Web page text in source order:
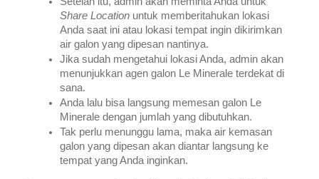
Share Location untuk memberitahukan lokasi
Anda saat ini atau lokasi tempat ingin dikirimkan
air galon yang dipesan nantinya.
Jika sudah mengetahui lokasi Anda, admin akan
menunjukkan agen galon Le Minerale terdekat di
sana.
Anda lalu bisa langsung memesan galon Le
Minerale dengan jumlah yang dibutuhkan.
Tak perlu menunggu lama, maka air kemasan
galon yang dipesan akan diantar langsung ke
tempat yang Anda inginkan.